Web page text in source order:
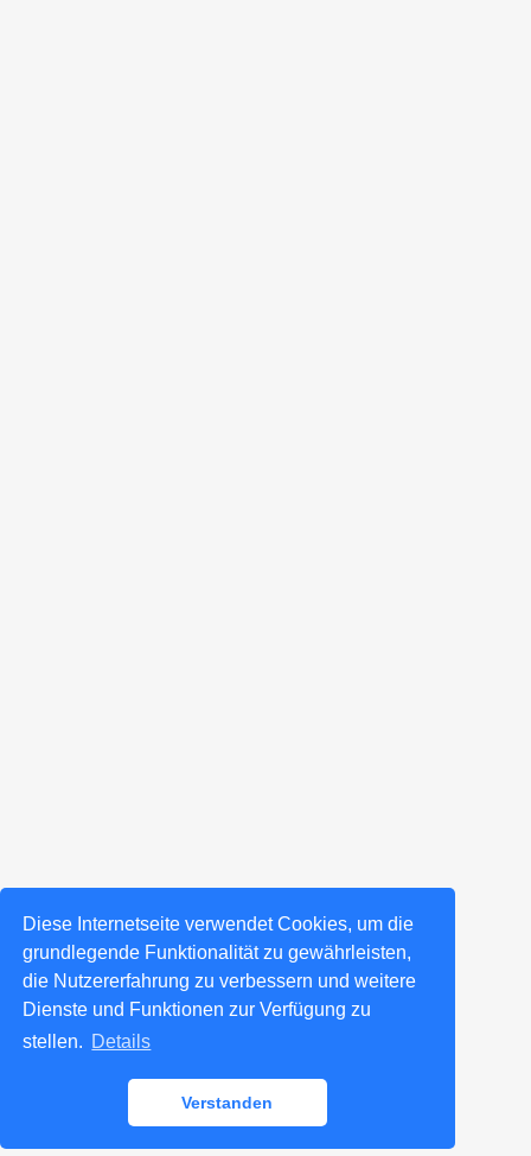
Diese Internetseite verwendet Cookies, um die
grundlegende Funktionalität zu gewährleisten,
die Nutzererfahrung zu verbessern und weitere
Dienste und Funktionen zur Verfügung zu
stellen. Details
Verstanden